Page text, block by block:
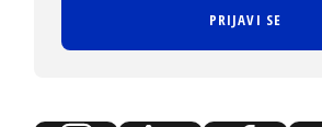
PRIJAVI SE